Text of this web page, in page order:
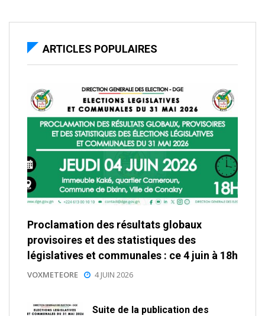
ARTICLES POPULAIRES
Proclamation des résultats globaux
provisoires et des statistiques des
législatives et communales : ce 4 juin à 18h
VOXMETEORE 4 JUIN 2026
Suite de la publication des